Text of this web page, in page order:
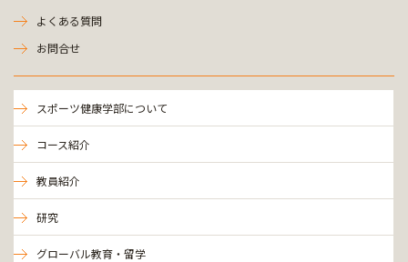
よくある質問
お問合せ
スポーツ健康学部について
コース紹介
教員紹介
研究
グローバル教育・留学